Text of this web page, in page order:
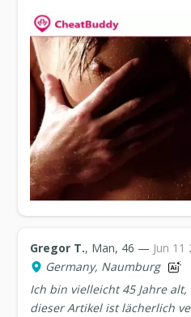
Gregor T., Man, 46 — Jun 11
Germany, Naumburg
Ich bin vielleicht 45 Jahre
dieser Artikel ist lächerlich